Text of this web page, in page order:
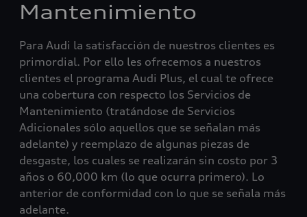
Mantenimiento
Para Audi la satisfacción de nuestros clientes es
primordial. Por ello les ofrecemos a nuestros
clientes el programa Audi Plus, el cual te ofrece
una cobertura con respecto los Servicios de
Mantenimiento (tratándose de Servicios
Adicionales sólo aquellos que se señalan más
adelante) y reemplazo de algunas piezas de
desgaste, los cuales se realizarán sin costo por 3
años o 60,000 km (lo que ocurra primero). Lo
anterior de conformidad con lo que se señala más
adelante.